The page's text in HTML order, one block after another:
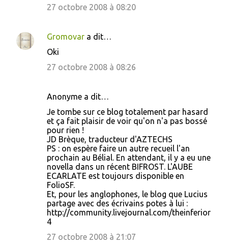
27 octobre 2008 à 08:20
Gromovar a dit…
Oki
27 octobre 2008 à 08:26
Anonyme a dit…
Je tombe sur ce blog totalement par hasard
et ça fait plaisir de voir qu'on n'a pas bossé
pour rien !
JD Brèque, traducteur d'AZTECHS
PS : on espère faire un autre recueil l'an
prochain au Bélial. En attendant, il y a eu une
novella dans un récent BIFROST. L'AUBE
ECARLATE est toujours disponible en
FolioSF.
Et, pour les anglophones, le blog que Lucius
partage avec des écrivains potes à lui :
http://community.livejournal.com/theinferior
4
27 octobre 2008 à 21:07